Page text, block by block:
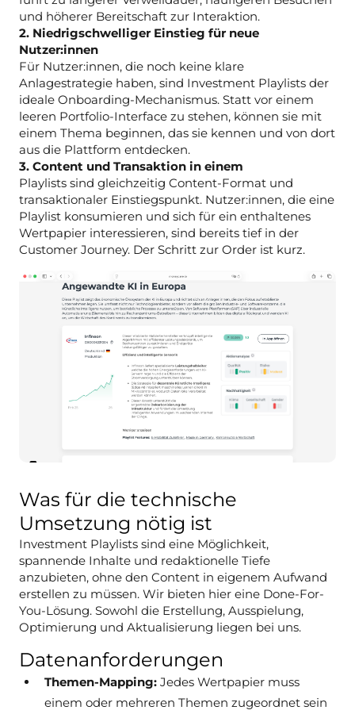
und höherer Bereitschaft zur Interaktion.
2. Niedrigschwelliger Einstieg für neue
Nutzer:innen
Für Nutzer:innen, die noch keine klare
Anlagestrategie haben, sind Investment Playlists der
ideale Onboarding-Mechanismus. Statt vor einem
leeren Portfolio-Interface zu stehen, können sie mit
einem Thema beginnen, das sie kennen und von dort
aus die Plattform entdecken.
3. Content und Transaktion in einem
Playlists sind gleichzeitig Content-Format und
transaktionaler Einstiegspunkt. Nutzer:innen, die eine
Playlist konsumieren und sich für ein enthaltenes
Wertpapier interessieren, sind bereits tief in der
Customer Journey. Der Schritt zur Order ist kurz.
Was für die technische
Umsetzung nötig ist
Investment Playlists sind eine Möglichkeit,
spannende Inhalte und redaktionelle Tiefe
anzubieten, ohne den Content in eigenem Aufwand
erstellen zu müssen. Wir bieten hier eine Done-For-
You-Lösung. Sowohl die Erstellung, Ausspielung,
Optimierung und Aktualisierung liegen bei uns.
Datenanforderungen
Themen-Mapping: Jedes Wertpapier muss
einem oder mehreren Themen zugeordnet sein